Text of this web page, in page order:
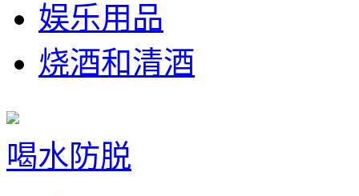
娱乐用品
烧酒和清酒
喝水防脱